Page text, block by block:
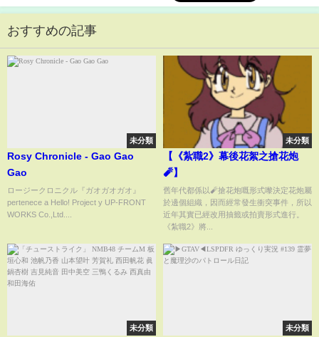
おすすめの記事
未分類
Rosy Chronicle - Gao Gao
Gao
ロージークロニクル『ガオガオガオ』
pertenece a Hello! Project y UP-FRONT
WORKS Co.,Ltd....
未分類
【《紮職2》幕後花絮之搶花炮
🧨】
舊年代都係以🧨搶花炮嘅形式嚟決定花炮屬
於邊個組織，因而經常發生衝突事件，所以
近年其實已經改用抽籤或拍賣形式進行。
《紮職2》將...
未分類 未分類